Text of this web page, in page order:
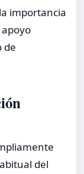
importancia
de
del